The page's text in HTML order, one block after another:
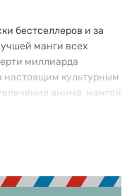
бестселлеров и за
манги всех
миллиарда
настоящим культурным
аниме, мангой